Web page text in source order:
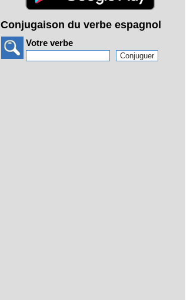
Conjugaison du verbe espagnol
Votre verbe